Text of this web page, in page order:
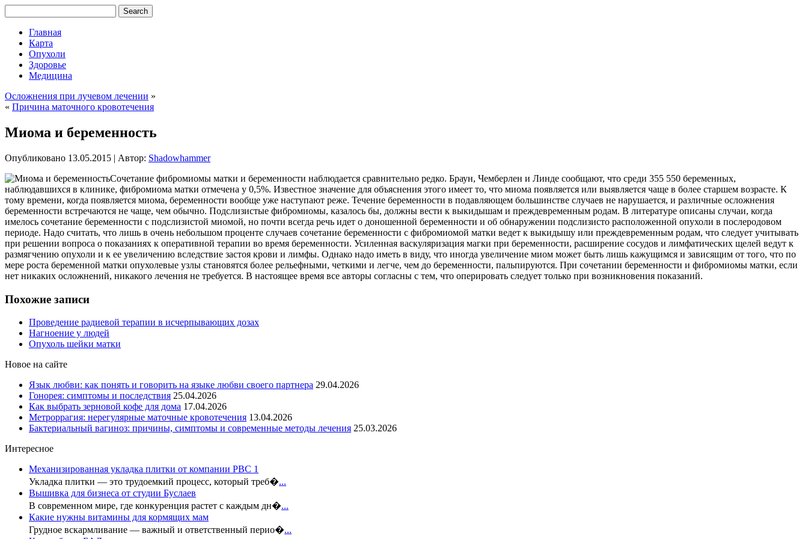
Главная
Карта
Опухоли
Здоровье
Медицина
Осложнения при лучевом лечении »
« Причина маточного кровотечения
Миома и беременность
Опубликовано 13.05.2015 | Автор: Shadowhammer
Сочетание фибромиомы матки и беременности наблюдается сравнительно редко. Браун, Чемберлен и Линде сообщают, что среди 355 550 беременных,
наблюдавшихся в клинике, фибромиома матки отмечена у 0,5%. Известное значение для объяснения этого имеет то, что миома появляется или выявляется чаще в более старшем возрасте. К
тому времени, когда появляется миома, беременности вообще уже наступают реже. Течение беременности в подавляющем большинстве случаев не нарушается, и различные осложнения
беременности встречаются не чаще, чем обычно. Подслизистые фибромиомы, казалось бы, должны вести к выкидышам и преждевременным родам. В литературе описаны случаи, когда
имелось сочетание беременности с подслизистой миомой, но почти всегда речь идет о доношенной беременности и об обнаружении подслизисто расположенной опухоли в послеродовом
периоде. Надо считать, что лишь в очень небольшом проценте случаев сочетание беременности с фибромиомой матки ведет к выкидышу или преждевременным родам, что следует учитывать
при решении вопроса о показаниях к оперативной терапии во время беременности. Усиленная васкуляризация магки при беременности, расширение сосудов и лимфатических щелей ведут к
размягчению опухоли и к ее увеличению вследствие застоя крови и лимфы. Однако надо иметь в виду, что иногда увеличение миом может быть лишь кажущимся и зависящим от того, что по
мере роста беременной матки опухолевые узлы становятся более рельефными, четкими и легче, чем до беременности, пальпируются. При сочетании беременности и фибромиомы матки, если
нет никаких осложнений, никакого лечения не требуется. В настоящее время все авторы согласны с тем, что оперировать следует только при возникновения показаний.
Похожие записи
Проведение радиевой терапии в исчерпывающих дозах
Нагноение у людей
Опухоль шейки матки
Новое на сайте
Язык любви: как понять и говорить на языке любви своего партнера 29.04.2026
Гонорея: симптомы и последствия 25.04.2026
Как выбрать зерновой кофе для дома 17.04.2026
Метроррагия: нерегулярные маточные кровотечения 13.04.2026
Бактериальный вагиноз: причины, симптомы и современные методы лечения 25.03.2026
Интересное
Механизированная укладка плитки от компании РВС 1
Укладка плитки — это трудоемкий процесс, который треб�...
Вышивка для бизнеса от студии Буслаев
В современном мире, где конкуренция растет с каждым дн�...
Какие нужны витамины для кормящих мам
Грудное вскармливание — важный и ответственный перио�...